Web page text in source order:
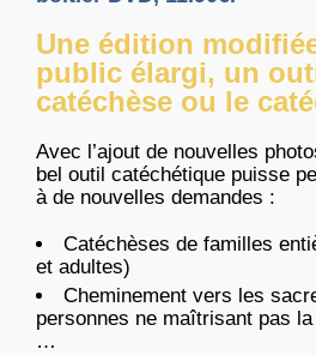
Une édition
public élargi, un
catéchèse ou le
Avec l’ajout de nouvelles
bel outil catéchétique puisse
à de nouvelles demandes :
Catéchèses de familles
et adultes)
Cheminement vers les
personnes ne maîtrisant pas
…